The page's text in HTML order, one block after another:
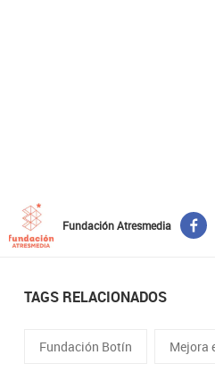
Fundación Atresmedia
TAGS RELACIONADOS
Fundación Botín Mejora